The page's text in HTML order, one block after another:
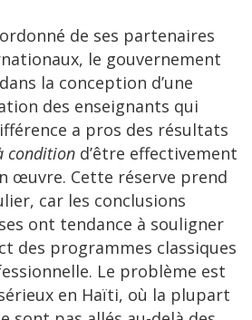
de ses partenaires
le gouvernement
la conception d’une
des enseignants qui
a pros des résultats
condition d’être effectivement
œuvre. Cette réserve prend
car les conclusions
ont tendance à souligner
des programmes classiques
Le problème est
en Haïti, où la plupart